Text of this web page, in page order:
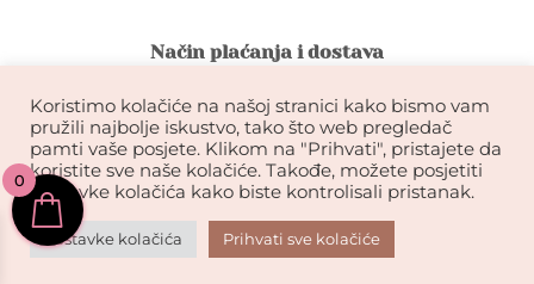
Način plaćanja i dostava
Reklamacije i povrat robe
Garancija na kvalitet ekstenzija
Koristimo kolačiće na našoj stranici kako bismo vam
pružili najbolje iskustvo, tako što web pregledač
pamti vaše posjete. Klikom na "Prihvati", pristajete da
koristite sve naše kolačiće. Takođe, možete posjetiti
postavke kolačića kako biste kontrolisali pristanak.
Postavke kolačića Prihvati sve kolačiće
0